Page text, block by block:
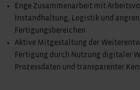
Enge Zusammenarbeit mit
Instandhaltung, Logistik und
Fertigungsbereichen
Aktive Mitgestaltung der
Fertigung durch Nutzung digitaler
Prozessdaten und transparenter